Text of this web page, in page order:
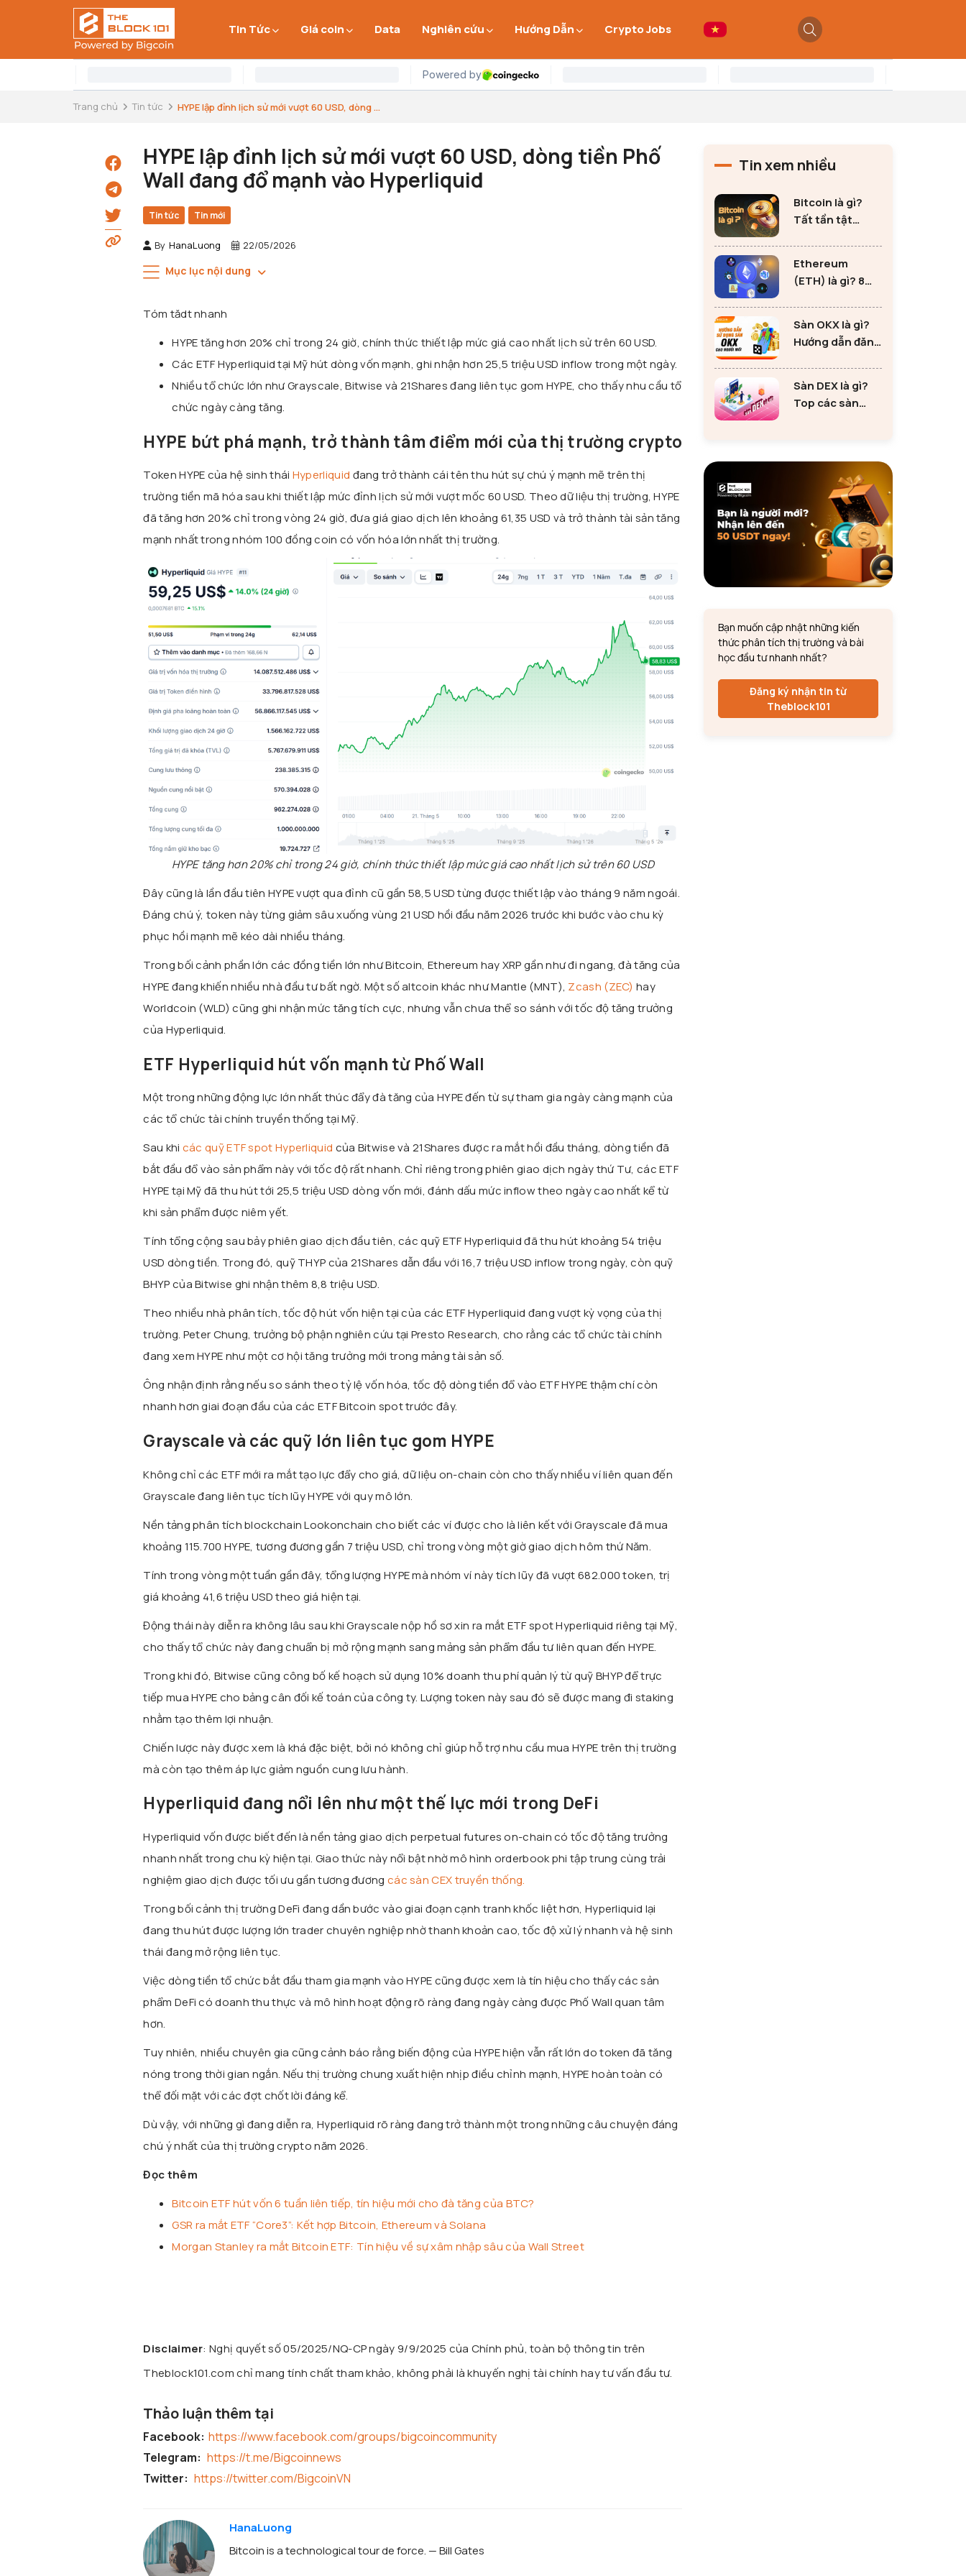
Tin Tức Giá coin Data Nghiên cứu Hướng Dẫn Crypto Jobs
Trang chủ Tin tức HYPE lập đỉnh lịch sử mới vượt 60 USD, dòng ...
HYPE lập đỉnh lịch sử mới vượt 60 USD, dòng tiền Phố
Wall đang đổ mạnh vào Hyperliquid
Tin tức Tin mới
By HanaLuong 22/05/2026
Mục lục nội dung
Tóm tădt nhanh
HYPE tăng hơn 20% chỉ trong 24 giờ, chính thức thiết lập mức giá cao nhất lịch sử trên 60 USD.
Các ETF Hyperliquid tại Mỹ hút dòng vốn mạnh, ghi nhận hơn 25,5 triệu USD inflow trong một ngày.
Nhiều tổ chức lớn như Grayscale, Bitwise và 21Shares đang liên tục gom HYPE, cho thấy nhu cầu tổ
chức ngày càng tăng.
HYPE bứt phá mạnh, trở thành tâm điểm mới của thị trường crypto
Token HYPE của hệ sinh thái Hyperliquid đang trở thành cái tên thu hút sự chú ý mạnh mẽ trên thị
trường tiền mã hóa sau khi thiết lập mức đỉnh lịch sử mới vượt mốc 60 USD. Theo dữ liệu thị trường, HYPE
đã tăng hơn 20% chỉ trong vòng 24 giờ, đưa giá giao dịch lên khoảng 61,35 USD và trở thành tài sản tăng
mạnh nhất trong nhóm 100 đồng coin có vốn hóa lớn nhất thị trường.
HYPE tăng hơn 20% chỉ trong 24 giờ, chính thức thiết lập mức giá cao nhất lịch sử trên 60 USD
Đây cũng là lần đầu tiên HYPE vượt qua đỉnh cũ gần 58,5 USD từng được thiết lập vào tháng 9 năm ngoái.
Đáng chú ý, token này từng giảm sâu xuống vùng 21 USD hồi đầu năm 2026 trước khi bước vào chu kỳ
phục hồi mạnh mẽ kéo dài nhiều tháng.
Trong bối cảnh phần lớn các đồng tiền lớn như Bitcoin, Ethereum hay XRP gần như đi ngang, đà tăng của
HYPE đang khiến nhiều nhà đầu tư bất ngờ. Một số altcoin khác như Mantle (MNT), Zcash (ZEC) hay
Worldcoin (WLD) cũng ghi nhận mức tăng tích cực, nhưng vẫn chưa thể so sánh với tốc độ tăng trưởng
của Hyperliquid.
ETF Hyperliquid hút vốn mạnh từ Phố Wall
Một trong những động lực lớn nhất thúc đẩy đà tăng của HYPE đến từ sự tham gia ngày càng mạnh của
các tổ chức tài chính truyền thống tại Mỹ.
Sau khi các quỹ ETF spot Hyperliquid của Bitwise và 21Shares được ra mắt hồi đầu tháng, dòng tiền đã
bắt đầu đổ vào sản phẩm này với tốc độ rất nhanh. Chỉ riêng trong phiên giao dịch ngày thứ Tư, các ETF
HYPE tại Mỹ đã thu hút tới 25,5 triệu USD dòng vốn mới, đánh dấu mức inflow theo ngày cao nhất kể từ
khi sản phẩm được niêm yết.
Tính tổng cộng sau bảy phiên giao dịch đầu tiên, các quỹ ETF Hyperliquid đã thu hút khoảng 54 triệu
USD dòng tiền. Trong đó, quỹ THYP của 21Shares dẫn đầu với 16,7 triệu USD inflow trong ngày, còn quỹ
BHYP của Bitwise ghi nhận thêm 8,8 triệu USD.
Theo nhiều nhà phân tích, tốc độ hút vốn hiện tại của các ETF Hyperliquid đang vượt kỳ vọng của thị
trường. Peter Chung, trưởng bộ phận nghiên cứu tại Presto Research, cho rằng các tổ chức tài chính
đang xem HYPE như một cơ hội tăng trưởng mới trong mảng tài sản số.
Ông nhận định rằng nếu so sánh theo tỷ lệ vốn hóa, tốc độ dòng tiền đổ vào ETF HYPE thậm chí còn
nhanh hơn giai đoạn đầu của các ETF Bitcoin spot trước đây.
Grayscale và các quỹ lớn liên tục gom HYPE
Không chỉ các ETF mới ra mắt tạo lực đẩy cho giá, dữ liệu on-chain còn cho thấy nhiều ví liên quan đến
Grayscale đang liên tục tích lũy HYPE với quy mô lớn.
Nền tảng phân tích blockchain Lookonchain cho biết các ví được cho là liên kết với Grayscale đã mua
khoảng 115.700 HYPE, tương đương gần 7 triệu USD, chỉ trong vòng một giờ giao dịch hôm thứ Năm.
Tính trong vòng một tuần gần đây, tổng lượng HYPE mà nhóm ví này tích lũy đã vượt 682.000 token, trị
giá khoảng 41,6 triệu USD theo giá hiện tại.
Động thái này diễn ra không lâu sau khi Grayscale nộp hồ sơ xin ra mắt ETF spot Hyperliquid riêng tại Mỹ,
cho thấy tổ chức này đang chuẩn bị mở rộng mạnh sang mảng sản phẩm đầu tư liên quan đến HYPE.
Trong khi đó, Bitwise cũng công bố kế hoạch sử dụng 10% doanh thu phí quản lý từ quỹ BHYP để trực
tiếp mua HYPE cho bảng cân đối kế toán của công ty. Lượng token này sau đó sẽ được mang đi staking
nhằm tạo thêm lợi nhuận.
Chiến lược này được xem là khá đặc biệt, bởi nó không chỉ giúp hỗ trợ nhu cầu mua HYPE trên thị trường
mà còn tạo thêm áp lực giảm nguồn cung lưu hành.
Hyperliquid đang nổi lên như một thế lực mới trong DeFi
Hyperliquid vốn được biết đến là nền tảng giao dịch perpetual futures on-chain có tốc độ tăng trưởng
nhanh nhất trong chu kỳ hiện tại. Giao thức này nổi bật nhờ mô hình orderbook phi tập trung cùng trải
nghiệm giao dịch được tối ưu gần tương đương các sàn CEX truyền thống.
Trong bối cảnh thị trường DeFi đang dần bước vào giai đoạn cạnh tranh khốc liệt hơn, Hyperliquid lại
đang thu hút được lượng lớn trader chuyên nghiệp nhờ thanh khoản cao, tốc độ xử lý nhanh và hệ sinh
thái đang mở rộng liên tục.
Việc dòng tiền tổ chức bắt đầu tham gia mạnh vào HYPE cũng được xem là tín hiệu cho thấy các sản
phẩm DeFi có doanh thu thực và mô hình hoạt động rõ ràng đang ngày càng được Phố Wall quan tâm
hơn.
Tuy nhiên, nhiều chuyên gia cũng cảnh báo rằng biến động của HYPE hiện vẫn rất lớn do token đã tăng
nóng trong thời gian ngắn. Nếu thị trường chung xuất hiện nhịp điều chỉnh mạnh, HYPE hoàn toàn có
thể đối mặt với các đợt chốt lời đáng kể.
Dù vậy, với những gì đang diễn ra, Hyperliquid rõ ràng đang trở thành một trong những câu chuyện đáng
chú ý nhất của thị trường crypto năm 2026.
Đọc thêm
Bitcoin ETF hút vốn 6 tuần liên tiếp, tín hiệu mới cho đà tăng của BTC?
GSR ra mắt ETF “Core3”: Kết hợp Bitcoin, Ethereum và Solana
Morgan Stanley ra mắt Bitcoin ETF: Tín hiệu về sự xâm nhập sâu của Wall Street
Disclaimer: Nghị quyết số 05/2025/NQ-CP ngày 9/9/2025 của Chính phủ, toàn bộ thông tin trên
Theblock101.com chỉ mang tính chất tham khảo, không phải là khuyến nghị tài chính hay tư vấn đầu tư.
Thảo luận thêm tại
Facebook: https://www.facebook.com/groups/bigcoincommunity
Telegram: https://t.me/Bigcoinnews
Twitter: https://twitter.com/BigcoinVN
HanaLuong
Bitcoin is a technological tour de force. — Bill Gates
Tin xem nhiều
Bitcoin là gì?
Tất tần tật
Bitcoin
Ethereum
(ETH) là gì? 8
tư Ethereum
Sàn OKX là gì?
Hướng dẫn đăng
mới
Sàn DEX là gì?
Top các sàn
Bạn muốn cập nhật những kiến
thức phân tích thị trường và bài
học đầu tư nhanh nhất?
Đăng ký nhận tin từ
Theblock101